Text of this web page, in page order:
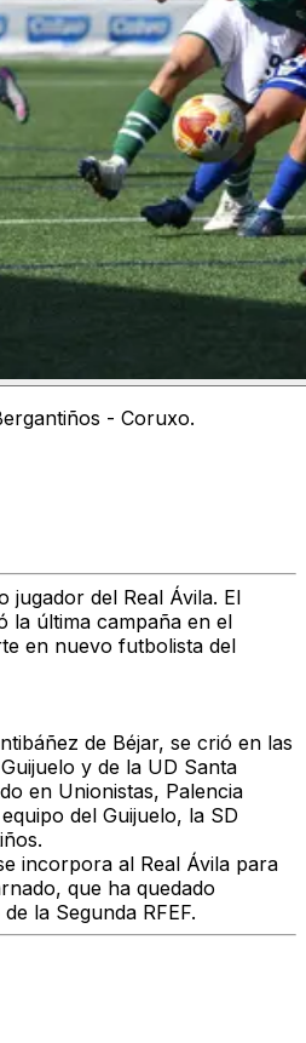
- Coruxo.
jugador del Real Ávila. El
la última campaña en el
en nuevo futbolista del
de Béjar, se crió en las
y de la UD Santa
en Unionistas, Palencia
del Guijuelo, la SD
incorpora al Real Ávila para
que ha quedado
la Segunda RFEF.